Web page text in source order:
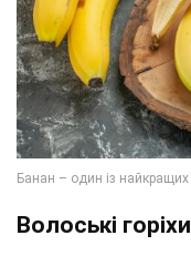
Волоські горіхи